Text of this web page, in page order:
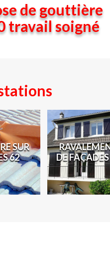
de gouttière
travail soigné
SUR
62
DE